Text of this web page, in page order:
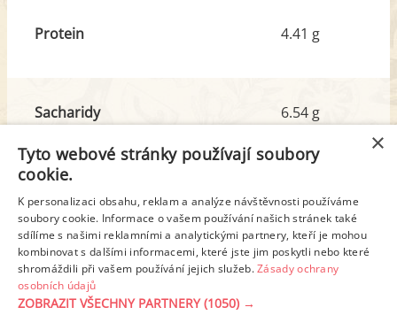
Protein 4.41 g
Sacharidy
z toho cukr
6.54 g
0.23 g
Tuk
z toho nas. mastné kyseliny
8.84 g
3.30 g
Detailní rozpis
×
Tyto webové stránky používají soubory
cookie.
K personalizaci obsahu, reklam a analýze návštěvnosti používáme
soubory cookie. Informace o vašem používání našich stránek také
sdílíme s našimi reklamními a analytickými partnery, kteří je mohou
kombinovat s dalšími informacemi, které jste jim poskytli nebo které
shromáždili při vašem používání jejich služeb.Zásady ochrany
osobních údajů
ZOBRAZIT VŠECHNY PARTNERY(1050) →